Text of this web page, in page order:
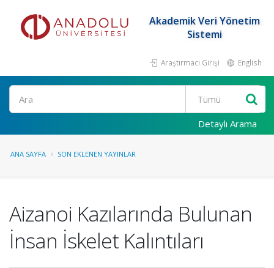
Akademik Veri Yönetim
Sistemi
Araştırmacı Girişi English
Ara
Detaylı Arama
ANA SAYFA SON EKLENEN YAYINLAR
Aizanoi Kazılarında Bulunan
İnsan İskelet Kalıntıları